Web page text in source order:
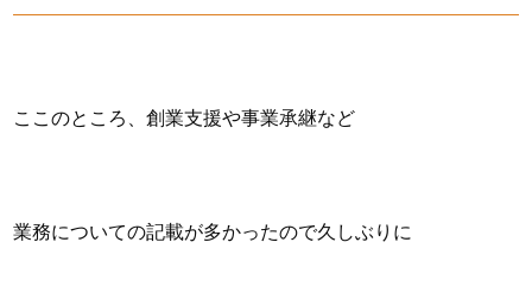
ここのところ、創業支援や事業承継など
業務についての記載が多かったので久しぶりに